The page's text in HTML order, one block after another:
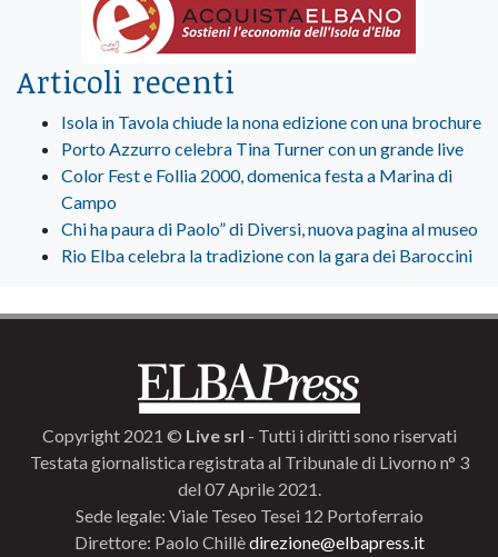
Articoli recenti
Isola in Tavola chiude la nona edizione con una brochure
Porto Azzurro celebra Tina Turner con un grande live
Color Fest e Follia 2000, domenica festa a Marina di
Campo
Chi ha paura di Paolo” di Diversi, nuova pagina al museo
Rio Elba celebra la tradizione con la gara dei Baroccini
Copyright 2021 © Live srl - Tutti i diritti sono riservati
Testata giornalistica registrata al Tribunale di Livorno n° 3
del 07 Aprile 2021.
Sede legale: Viale Teseo Tesei 12 Portoferraio
Direttore: Paolo Chillèdirezione@elbapress.it